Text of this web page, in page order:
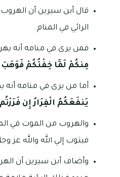
قال أبن سيرين أن الهروب
الرائي في المنام.
فمن يرى في منامه أنه
مِنكُمْ لَمَّا خِفْتُكُمْ فَوَهَبَ
أما من يرى في منامه أنه
يَنفَعَكُمُ الْفِرَارُ إِن
والهروب من الموت في
فيتوب إلي الله والله عز
وأضاف أبن سيرين أن